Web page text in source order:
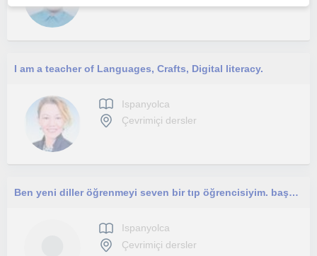
I am a teacher of Languages, Crafts, Digital literacy.
Ispanyolca
Çevrimiçi dersler
Ben yeni diller öğrenmeyi seven bir tıp öğrencisiyim. başka insanlara da aynı şekilde yeni diller ogretmek istiyorum.
Ispanyolca
Çevrimiçi dersler